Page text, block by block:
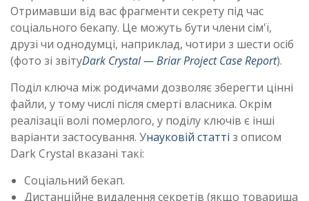
Отримавши від вас фрагменти секрету під час
соціального бекапу. Це можуть бути члени сім'ї,
друзі чи однодумці, наприклад, чотири з шести осіб
(фото зі звітуDark Crystal — Briar Project Case Report).
Поділ ключа між родичами дозволяє зберегти цінні
файли, у тому числі після смерті власника. Окрім
реалізації волі померлого, у поділу ключів є інші
варіанти застосування. Унауковій статті з описом
Dark Crystal вказані такі:
Соціальний бекап.
Дистанційне видалення секретів (якщо товариша